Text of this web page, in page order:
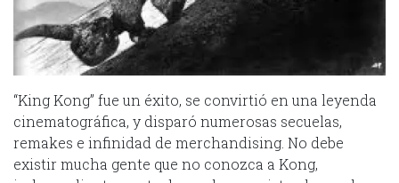
“King Kong” fue un éxito, se convirtió en una leyenda
cinematográfica, y disparó numerosas secuelas,
remakes e infinidad de merchandising. No debe
existir mucha gente que no conozca a Kong,